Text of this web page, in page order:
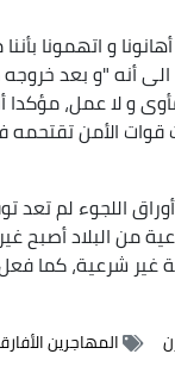
و اتهمونا
أنه "و بعد
و لا عمل، مؤكدا
الأمن تقتحمه
اللجوء لم تعد
من البلاد أصبح غير
غير شرعية، كما فعل
المهاجرين الأفارقة